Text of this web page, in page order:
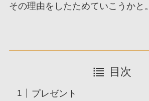
その理由をしたためていこうかと。
目次
プレゼント